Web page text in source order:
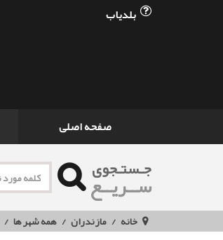
بلدیاب
صفحه اصلی
جـستـجوی
ســریــع
خانه مازندران همه شهر ها